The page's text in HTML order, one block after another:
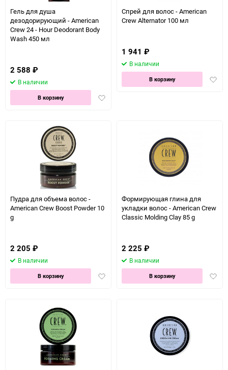
Гель для душа
дезодорирующий - American
Crew 24 - Hour Deodorant Body
Wash 450 мл
2 588 ₽
В наличии
Добавить
В корзину
Спрей для волос - American
Crew Alternator 100 мл
1 941 ₽
В наличии
В корзину
Пудра для объема волос -
American Crew Boost Powder 10
g
2 205 ₽
В наличии
Добавить
В корзину
Формирующая глина для
укладки волос - American Crew
Classic Molding Clay 85 g
2 225 ₽
В наличии
В корзину